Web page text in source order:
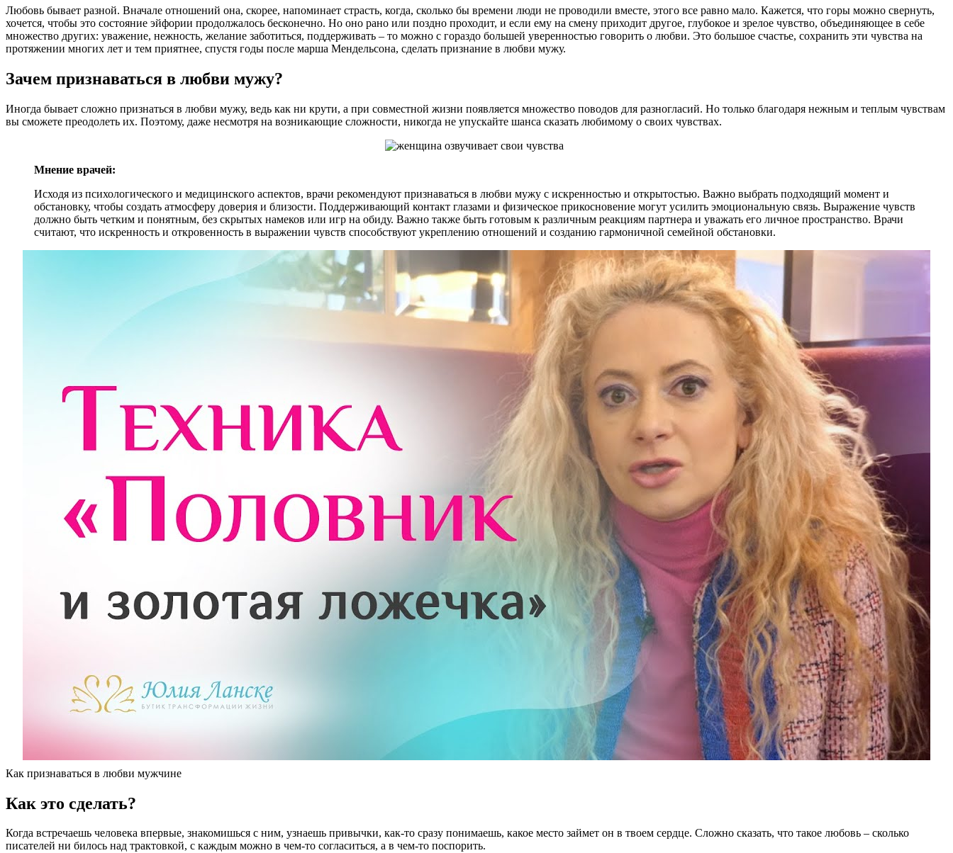
Любовь бывает разной. Вначале отношений она, скорее, напоминает страсть, когда, сколько бы времени люди не проводили вместе, этого все равно мало. Кажется, что горы можно свернуть,
хочется, чтобы это состояние эйфории продолжалось бесконечно. Но оно рано или поздно проходит, и если ему на смену приходит другое, глубокое и зрелое чувство, объединяющее в себе
множество других: уважение, нежность, желание заботиться, поддерживать – то можно с гораздо большей уверенностью говорить о любви. Это большое счастье, сохранить эти чувства на
протяжении многих лет и тем приятнее, спустя годы после марша Мендельсона, сделать признание в любви мужу.
Зачем признаваться в любви мужу?
Иногда бывает сложно признаться в любви мужу, ведь как ни крути, а при совместной жизни появляется множество поводов для разногласий. Но только благодаря нежным и теплым чувствам
вы сможете преодолеть их. Поэтому, даже несмотря на возникающие сложности, никогда не упускайте шанса сказать любимому о своих чувствах.
Мнение врачей:
Исходя из психологического и медицинского аспектов, врачи рекомендуют признаваться в любви мужу с искренностью и открытостью. Важно выбрать подходящий момент и
обстановку, чтобы создать атмосферу доверия и близости. Поддерживающий контакт глазами и физическое прикосновение могут усилить эмоциональную связь. Выражение чувств
должно быть четким и понятным, без скрытых намеков или игр на обиду. Важно также быть готовым к различным реакциям партнера и уважать его личное пространство. Врачи
считают, что искренность и откровенность в выражении чувств способствуют укреплению отношений и созданию гармоничной семейной обстановки.
Как признаваться в любви мужчине
Как это сделать?
Когда встречаешь человека впервые, знакомишься с ним, узнаешь привычки, как-то сразу понимаешь, какое место займет он в твоем сердце. Сложно сказать, что такое любовь – сколько
писателей ни билось над трактовкой, с каждым можно в чем-то согласиться, а в чем-то поспорить.